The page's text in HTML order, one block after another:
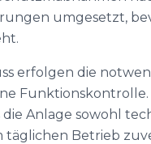
umgesetzt,
erfolgen die
Funktionskontrolle.
Anlage sowohl
täglichen Betrieb